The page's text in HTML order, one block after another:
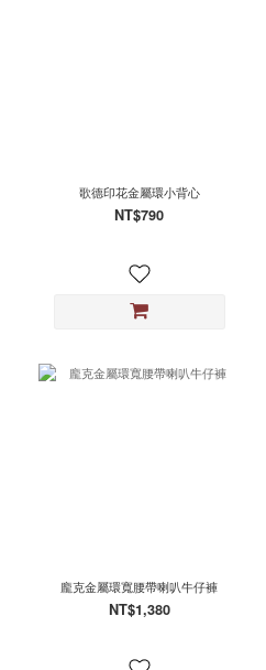
歌德印花金屬環小背心
NT$790
龐克金屬環寬腰帶喇叭牛仔褲
NT$1,380